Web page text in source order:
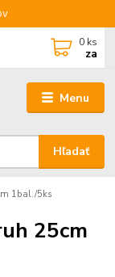
Menu
Hľadať
0 ks
za
1bal./5ks
25cm